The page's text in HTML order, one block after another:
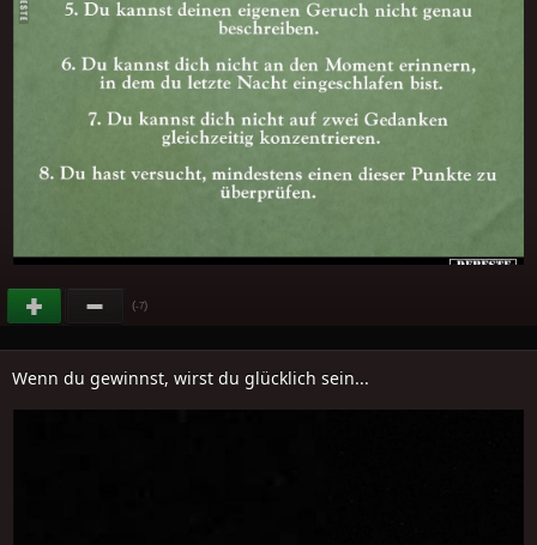
(-7)
Wenn du gewinnst, wirst du glücklich sein...